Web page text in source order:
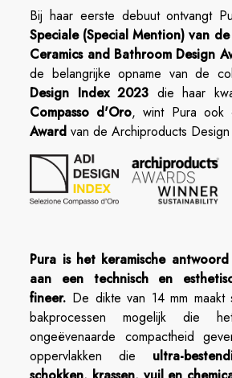
Bij haar eerste debuut ontvangt
Speciale (Special Mention) van
Ceramics and Bathroom Design
de belangrijke opname van de
Design Index 2023 die haar
Compasso d'Oro, wint Pura ook
Award van de Archiproducts
Pura is het keramische
aan een technisch en
fineer. De dikte van 14 mm
bakprocessen mogelijk die
ongeëvenaarde compactheid
oppervlakken die ultra-